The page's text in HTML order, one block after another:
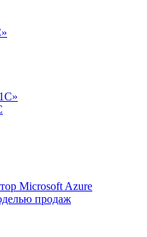
Microsoft Azure
продаж